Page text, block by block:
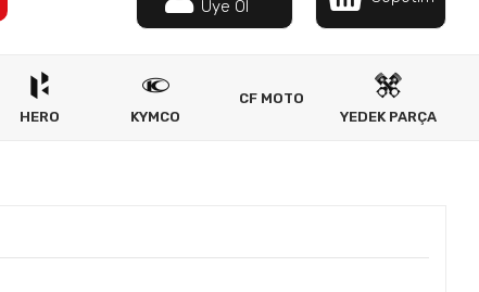
Üye Ol
HERO KYMCO
CF MOTO
YEDEK PARÇA